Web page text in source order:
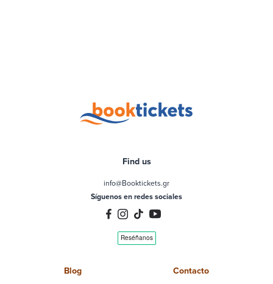
Find us
info@Booktickets.gr
Síguenos en redes sociales
Blog Contacto